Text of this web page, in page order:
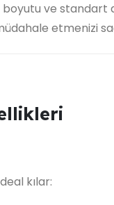
ve standart
etmenizi
kılar: